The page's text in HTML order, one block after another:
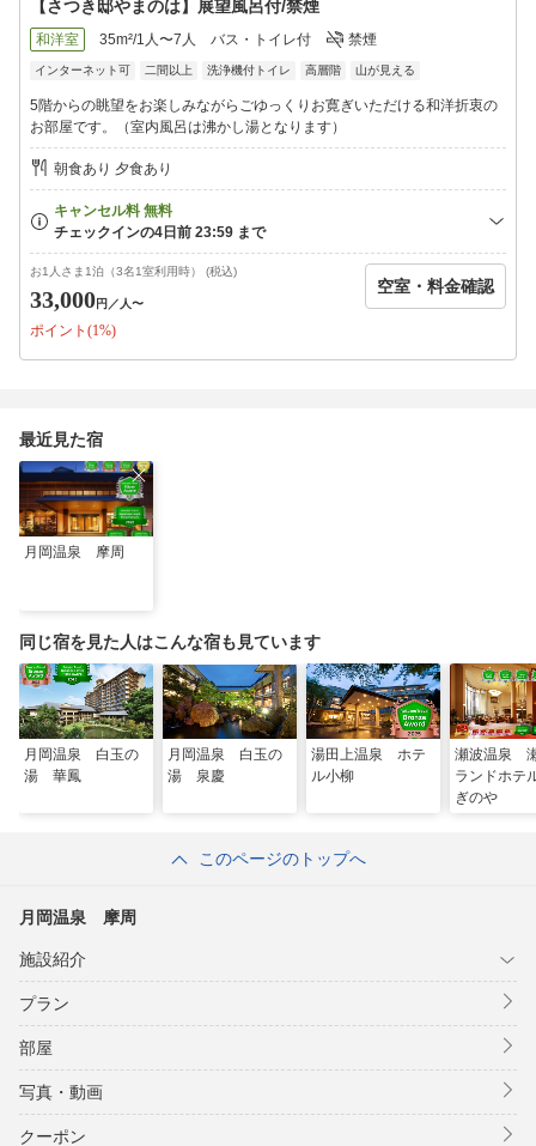
□ご朝食□ 食事処：レストラン
月岡産コシヒカリの甘さを存分に楽しめるよう、籠膳に並ぶ様々
なご飯のお供と新鮮なサラダやヤスダヨーグルト・フレッシュフ
ルーツなどをご用意。
■お電話番号は当日でもご連絡がとれるよう、ご宿泊者ご本人様の
携帯電話番号をご入力ください。
■「宿への要望」をご記入いただいた方は【@masyuu.co.jp】のド
メインを受信出来る様に設定をお願いします。
【さつき邸やまのは】展望風呂付/禁煙
和洋室 35m²/1人〜7人 バス・トイレ付 禁煙
インターネット可 二間以上 洗浄機付トイレ 高層階 山が見える
5階からの眺望をお楽しみながらごゆっくりお寛ぎいただける和洋折衷の
お部屋です。（室内風呂は沸かし湯となります）
朝食あり 夕食あり
お1人さま1泊（3名1室利用時） (税込)
33,000円 ／人〜
ポイント(1%)
空室・料金確認
最近見た宿
月岡温泉 摩周
同じ宿を見た人はこんな宿も見ています
月岡温泉 白玉の
湯 華鳳
月岡温泉 白玉の
湯 泉慶
湯田上温泉 ホテ
ル小柳
瀬波温泉
ランドホ
ぎのや
このページのトップへ
月岡温泉 摩周
施設紹介
プラン
部屋
写真・動画
クーポン